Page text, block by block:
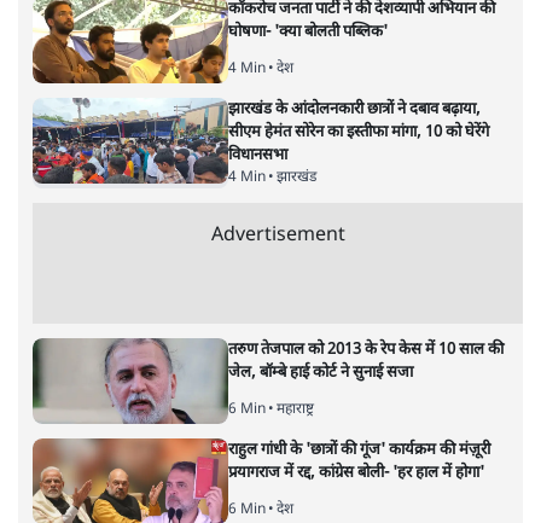
कॉकरोच जनता पार्टी ने की देशव्यापी अभियान की
घोषणा- 'क्या बोलती पब्लिक'
4 Min• देश
झारखंड के आंदोलनकारी छात्रों ने दबाव बढ़ाया,
सीएम हेमंत सोरेन का इस्तीफा मांगा, 10 को घेरेंगे
विधानसभा
4 Min• झारखंड
Advertisement
तरुण तेजपाल को 2013 के रेप केस में 10 साल की
जेल, बॉम्बे हाई कोर्ट ने सुनाई सजा
6 Min• महाराष्ट्र
राहुल गांधी के 'छात्रों की गूंज' कार्यक्रम की मंज़ूरी
प्रयागराज में रद्द, कांग्रेस बोली- 'हर हाल में होगा'
6 Min• देश